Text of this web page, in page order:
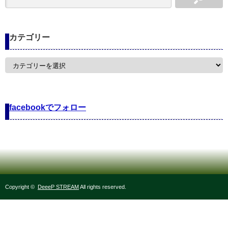
カテゴリー
facebookでフォロー
Copyright © DeeeP STREAM All rights reserved.